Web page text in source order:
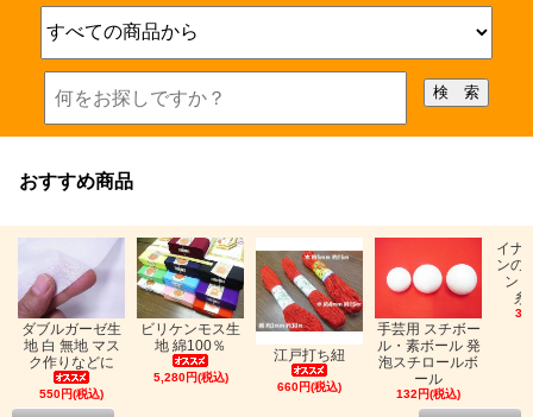
おすすめ商品
ダブルガーゼ生
地 白 無地 マス
ク作りなどに
550円(税込)
ビリケンモス生
地 綿100％
5,280円(税込)
江戸打ち紐
660円(税込)
手芸用 スチボー
ル・素ボール 発
泡スチロールボ
ール
132円(税込)
イナ
ンの
ン
糸